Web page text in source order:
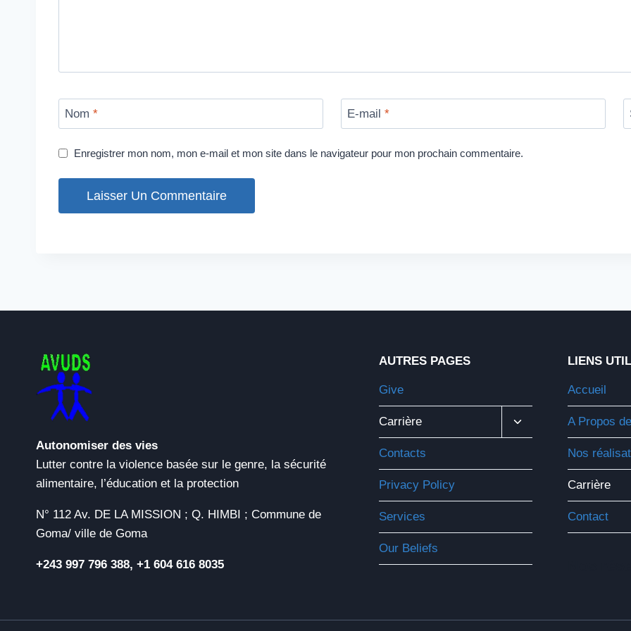
Nom * E-mail *
Enregistrer mon nom, mon e-mail et mon site dans le navigateur pour mon prochain commentaire.
Autonomiser des vies
Lutter contre la violence basée sur le genre, la sécurité
alimentaire, l’éducation et la protection
N° 112 Av. DE LA MISSION ; Q. HIMBI ; Commune de
Goma/ ville de Goma
+243 997 796 388, +1 604 616 8035
AUTRES PAGES
Give
Carrière
Ouvrir/fermer
Le
Contacts
Privacy Policy
Services
Our Beliefs
LIENS
Accueil
A Propos
Nos
Carrière
Contact